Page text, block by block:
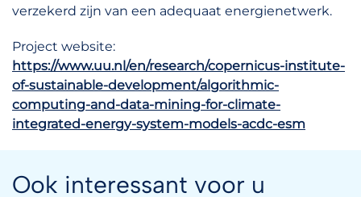
verzekerd zijn van een adequaat energienetwerk.
Project website:
https://www.uu.nl/en/research/copernicus-institute-
of-sustainable-development/algorithmic-
computing-and-data-mining-for-climate-
integrated-energy-system-models-acdc-esm
Ook interessant voor u